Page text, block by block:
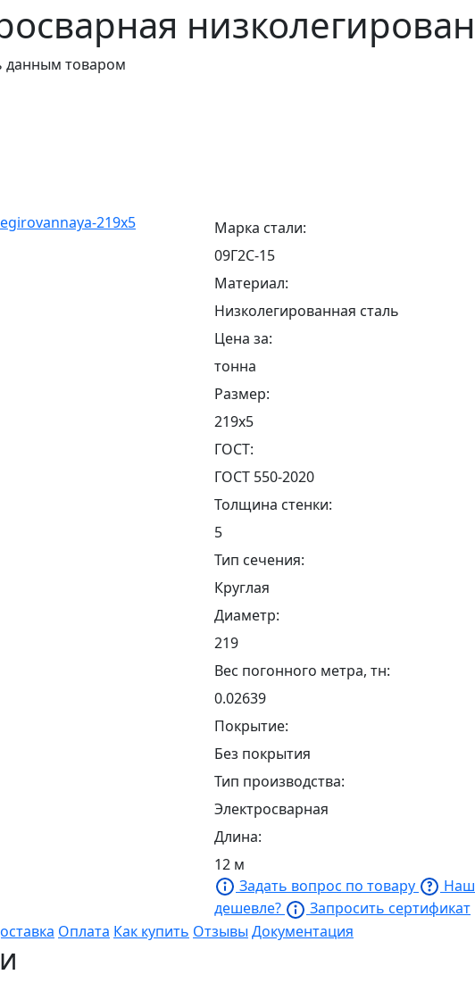
данным товаром
Марка стали:
09Г2С-15
Материал:
Низколегированная сталь
Цена за:
тонна
Размер:
219х5
ГОСТ:
ГОСТ 550-2020
Толщина стенки:
5
Тип сечения:
Круглая
Диаметр:
219
Вес погонного метра, тн:
0.02639
Покрытие:
Без покрытия
Тип производства:
Электросварная
Длина:
12 м
Задать вопрос по товару
дешевле?
Запросить сертификат
Оплата Как купить Отзывы Документация